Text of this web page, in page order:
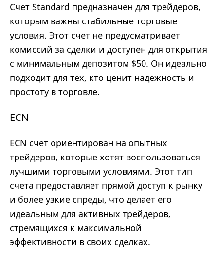
Счет Standard предназначен для трейдеров,
которым важны стабильные торговые
условия. Этот счет не предусматривает
комиссий за сделки и доступен для открытия
с минимальным депозитом $50. Он идеально
подходит для тех, кто ценит надежность и
простоту в торговле.
ECN
ECN счет ориентирован на опытных
трейдеров, которые хотят воспользоваться
лучшими торговыми условиями. Этот тип
счета предоставляет прямой доступ к рынку
и более узкие спреды, что делает его
идеальным для активных трейдеров,
стремящихся к максимальной
эффективности в своих сделках.